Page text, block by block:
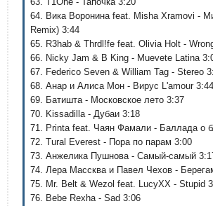
64. Вика Воронина feat. Misha Xramovi -
Remix) 3:44
65. R3hab & Thrdl!fe feat. Olivia Holt -
66. Nicky Jam & B King - Muevete Latina
67. Federico Seven & William Tag - Stereo
68. Анар и Алиса Мон - Вирус L'amour 3:44
69. Батишта - Московское лето 3:37
70. Kissadilla - Дубаи 3:18
71. Printa feat. Чаян Фамали - Баллада о
72. Tural Everest - Пора по парам 3:00
73. Анжелика Пушнова - Самый-самый
74. Лера Массква и Павел Чехов -
75. Mr. Belt & Wezol feat. LucyXX - Stupid
76. Bebe Rexha - Sad 3:06